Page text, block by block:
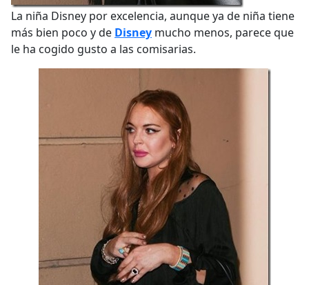
La niña Disney por excelencia, aunque ya de niña tiene
más bien poco y de Disney mucho menos, parece que
le ha cogido gusto a las comisarias.